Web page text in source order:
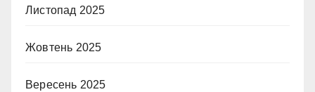
Листопад 2025
Жовтень 2025
Вересень 2025